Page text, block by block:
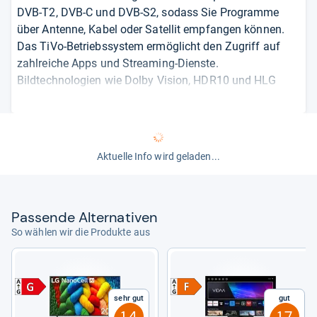
DVB-T2, DVB-C und DVB-S2, sodass Sie Programme
über Antenne, Kabel oder Satellit empfangen können.
Das TiVo-Betriebssystem ermöglicht den Zugriff auf
zahlreiche Apps und Streaming-Dienste.
Bildtechnologien wie Dolby Vision, HDR10 und HLG
Anschluss. Die integrierten Lautsprecher bieten eine
TiVo-Betriebssystem mit Zugriff auf zahlreiche
Apps und Streaming-Dienste
Ausgangsleistung
Das sagen die Quellen:Der Telefunken XU43TO750S
Aktuelle Info wird geladen...
Pas­sende Alter­na­ti­ven
So wählen wir die Produkte aus
Sehr gut Gut